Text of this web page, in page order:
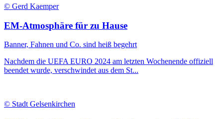
© Gerd Kaemper
EM-Atmosphäre für zu Hause
Banner, Fahnen und Co. sind heiß begehrt
Nachdem die UEFA EURO 2024 am letzten Wochenende offiziell
beendet wurde, verschwindet aus dem St...
© Stadt Gelsenkirchen